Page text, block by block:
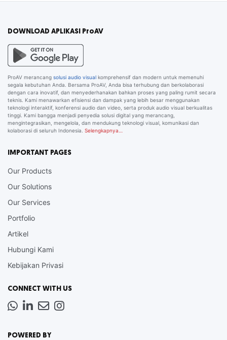
DOWNLOAD APLIKASI ProAV
ProAV merancang solusi audio visual komprehensif dan modern untuk memenuhi
segala kebutuhan Anda. Bersama ProAV, Anda bisa terhubung dan berkolaborasi
dengan cara inovatif, dan menyederhanakan bahkan proses yang paling rumit secara
teknis. Kami menawarkan efisiensi dan dampak yang lebih besar menggunakan
teknologi interaktif, konferensi audio dan video, serta produk audio visual berkualitas
tinggi. Kami bangga menjadi penyedia solusi digital yang merancang,
mengintegrasikan, mengelola, dan mendukung teknologi visual, komunikasi dan
kolaborasi di seluruh Indonesia. Selengkapnya…
IMPORTANT PAGES
Our Products
Our Solutions
Our Services
Portfolio
Artikel
Hubungi Kami
Kebijakan Privasi
CONNECT WITH US
Whatsapp
LinkedIn
NewsInstagram
POWERED BY